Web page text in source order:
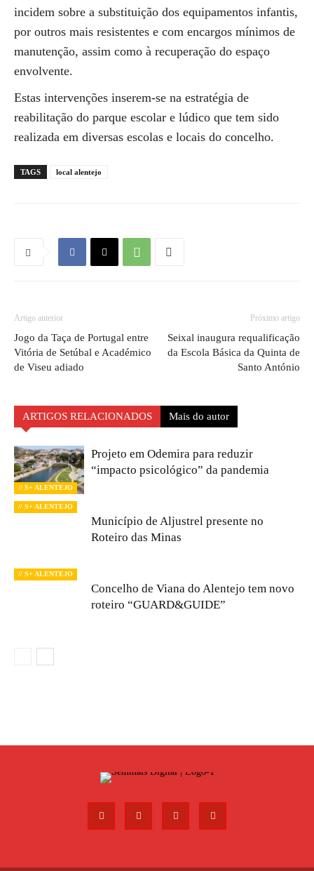
incidem sobre a substituição dos equipamentos infantis,
por outros mais resistentes e com encargos mínimos de
manutenção, assim como à recuperação do espaço
envolvente.
Estas intervenções inserem-se na estratégia de
reabilitação do parque escolar e lúdico que tem sido
realizada em diversas escolas e locais do concelho.
TAGS local alentejo
Artigo anterior
Jogo da Taça de Portugal entre
Vitória de Setúbal e Académico
de Viseu adiado
Próximo artigo
Seixal inaugura requalificação
da Escola Básica da Quinta de
Santo António
ARTIGOS RELACIONADOS Mais do autor
// S+ ALENTEJO
Projeto em Odemira para reduzir
“impacto psicológico” da pandemia
// S+ ALENTEJO
Município de Aljustrel presente no
Roteiro das Minas
// S+ ALENTEJO
Concelho de Viana do Alentejo tem novo
roteiro “GUARD&GUIDE”